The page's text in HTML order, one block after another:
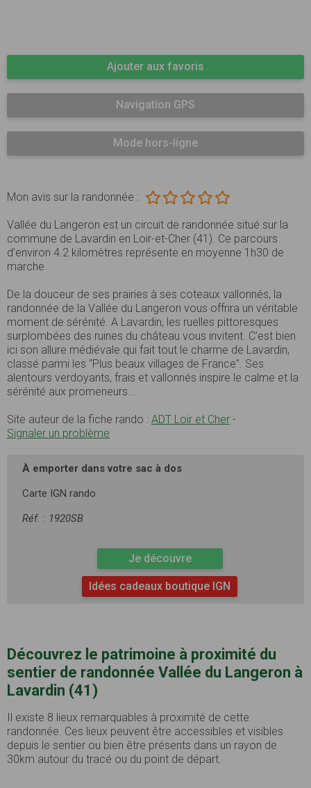
Ajouter aux favoris
Navigation GPS
Mode hors-ligne
Mon avis sur la randonnée :
Vallée du Langeron est un circuit de randonnée situé sur la
commune de Lavardin en Loir-et-Cher (41). Ce parcours
d’environ 4.2 kilomètres représente en moyenne 1h30 de
marche.
De la douceur de ses prairies à ses coteaux vallonnés, la
randonnée de la Vallée du Langeron vous offrira un véritable
moment de sérénité. A Lavardin, les ruelles pittoresques
surplombées des ruines du château vous invitent. C’est bien
ici son allure médiévale qui fait tout le charme de Lavardin,
classé parmi les "Plus beaux villages de France". Ses
alentours verdoyants, frais et vallonnés inspire le calme et la
sérénité aux promeneurs...
Site auteur de la fiche rando : ADT Loir et Cher -
Signaler un problème
À emporter dans votre sac à dos
Carte IGN rando
Réf. : 1920SB
Je découvre
Idées cadeaux boutique IGN
Découvrez le patrimoine à proximité du
sentier de randonnée Vallée du Langeron à
Lavardin (41)
Il existe 8 lieux remarquables à proximité de cette
randonnée. Ces lieux peuvent être accessibles et visibles
depuis le sentier ou bien être présents dans un rayon de
30km autour du tracé ou du point de départ.